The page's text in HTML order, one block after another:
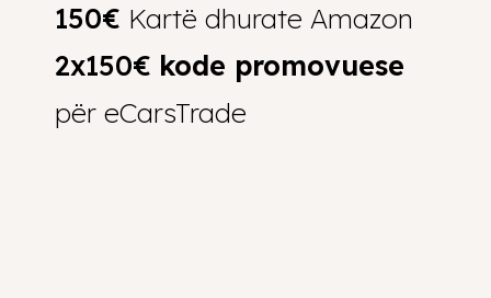
150€ Kartë dhurate Amazon
2x150€ kode promovuese
për eCarsTrade